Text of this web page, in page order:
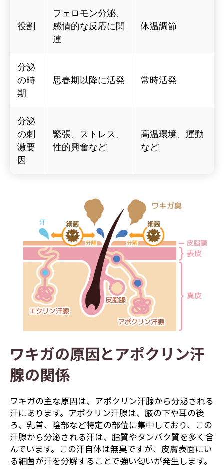
役割
フェロモン分泌、
感情的な反応に関
連
体温調節
分泌
の時
期
思春期以降に活発 常時活発
分泌
の刺
激要
因
緊張、ストレス、
性的興奮など
高温環境、運動
など
ワキガの原因とアポクリン汗
腺の関係
ワキガの主な原因は、アポクリン汗腺から分泌される
汗にあります。アポクリン汗腺は、腋の下や耳の後
ろ、乳首、陰部など特定の部位に集中しており、この
汗腺から分泌される汗は、脂質やタンパク質を多く含
んでいます。この汗自体は無臭ですが、皮膚表面にい
る細菌が汗を分解することで強い匂いが発生します。